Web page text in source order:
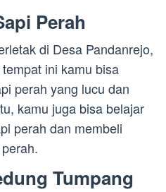
Perah
di Desa Pandanrejo,
ini kamu bisa
perah yang lucu dan
kamu juga bisa belajar
perah dan membeli
Tumpang